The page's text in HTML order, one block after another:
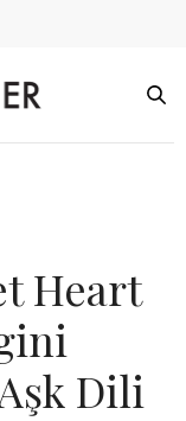
Heart
Dili